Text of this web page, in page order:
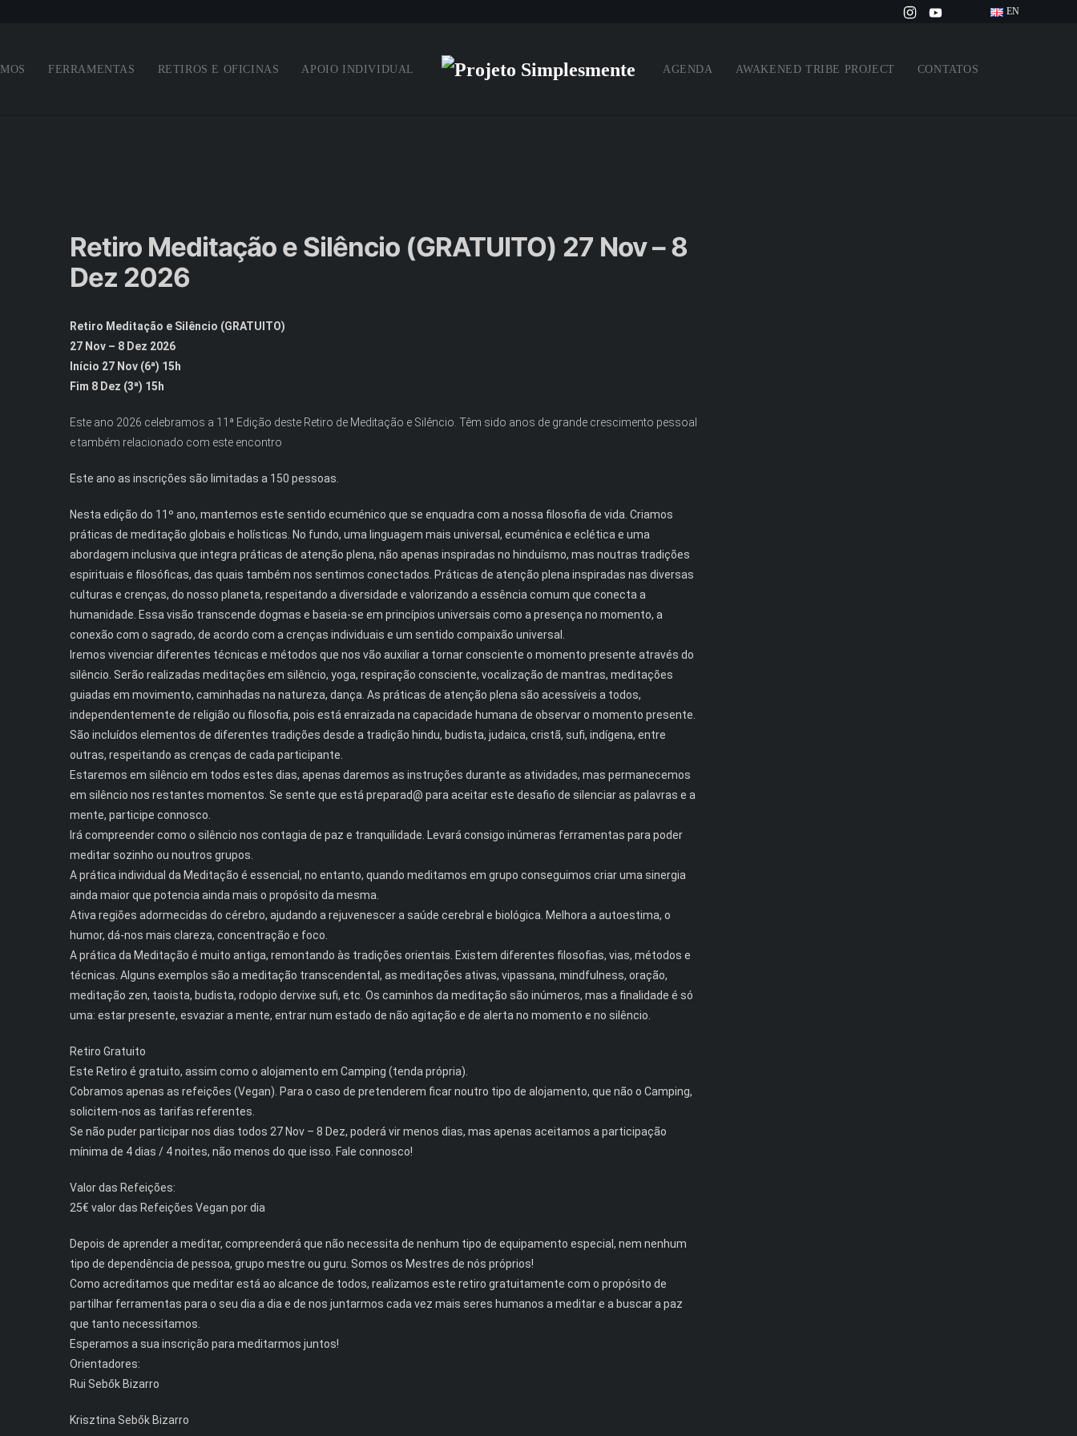
EN
FERRAMENTAS RETIROS E OFICINAS APOIO INDIVIDUAL AGENDA AWAKENED TRIBE PROJECT CONTATOS
Retiro Meditação e Silêncio (GRATUITO) 27 Nov – 8
Dez 2026
Retiro Meditação e Silêncio (GRATUITO)
27 Nov – 8 Dez 2026
Início 27 Nov (6ª) 15h
Fim 8 Dez (3ª) 15h
Este ano 2026 celebramos a 11ª Edição deste Retiro de Meditação e Silêncio. Têm sido anos de grande crescimento pessoal
e também relacionado com este encontro
Este ano as inscrições são limitadas a 150 pessoas.
Nesta edição do 11º ano, mantemos este sentido ecuménico que se enquadra com a nossa filosofia de vida. Criamos
práticas de meditação globais e holísticas. No fundo, uma linguagem mais universal, ecuménica e eclética e uma
abordagem inclusiva que integra práticas de atenção plena, não apenas inspiradas no hinduísmo, mas noutras tradições
espirituais e filosóficas, das quais também nos sentimos conectados. Práticas de atenção plena inspiradas nas diversas
culturas e crenças, do nosso planeta, respeitando a diversidade e valorizando a essência comum que conecta a
humanidade. Essa visão transcende dogmas e baseia-se em princípios universais como a presença no momento, a
conexão com o sagrado, de acordo com a crenças individuais e um sentido compaixão universal.
Iremos vivenciar diferentes técnicas e métodos que nos vão auxiliar a tornar consciente o momento presente através do
silêncio. Serão realizadas meditações em silêncio, yoga, respiração consciente, vocalização de mantras, meditações
guiadas em movimento, caminhadas na natureza, dança. As práticas de atenção plena são acessíveis a todos,
independentemente de religião ou filosofia, pois está enraizada na capacidade humana de observar o momento presente.
São incluídos elementos de diferentes tradições desde a tradição hindu, budista, judaica, cristã, sufi, indígena, entre
outras, respeitando as crenças de cada participante.
Estaremos em silêncio em todos estes dias, apenas daremos as instruções durante as atividades, mas permanecemos
em silêncio nos restantes momentos. Se sente que está preparad@ para aceitar este desafio de silenciar as palavras e a
mente, participe connosco.
Irá compreender como o silêncio nos contagia de paz e tranquilidade. Levará consigo inúmeras ferramentas para poder
meditar sozinho ou noutros grupos.
A prática individual da Meditação é essencial, no entanto, quando meditamos em grupo conseguimos criar uma sinergia
ainda maior que potencia ainda mais o propósito da mesma.
Ativa regiões adormecidas do cérebro, ajudando a rejuvenescer a saúde cerebral e biológica. Melhora a autoestima, o
humor, dá-nos mais clareza, concentração e foco.
A prática da Meditação é muito antiga, remontando às tradições orientais. Existem diferentes filosofias, vias, métodos e
técnicas. Alguns exemplos são a meditação transcendental, as meditações ativas, vipassana, mindfulness, oração,
meditação zen, taoista, budista, rodopio dervixe sufi, etc. Os caminhos da meditação são inúmeros, mas a finalidade é só
uma: estar presente, esvaziar a mente, entrar num estado de não agitação e de alerta no momento e no silêncio.
Retiro Gratuito
Este Retiro é gratuito, assim como o alojamento em Camping (tenda própria).
Cobramos apenas as refeições (Vegan). Para o caso de pretenderem ficar noutro tipo de alojamento, que não o Camping,
solicitem-nos as tarifas referentes.
Se não puder participar nos dias todos 27 Nov – 8 Dez, poderá vir menos dias, mas apenas aceitamos a participação
mínima de 4 dias / 4 noites, não menos do que isso. Fale connosco!
Valor das Refeições:
25€ valor das Refeições Vegan por dia
Depois de aprender a meditar, compreenderá que não necessita de nenhum tipo de equipamento especial, nem nenhum
tipo de dependência de pessoa, grupo mestre ou guru. Somos os Mestres de nós próprios!
Como acreditamos que meditar está ao alcance de todos, realizamos este retiro gratuitamente com o propósito de
partilhar ferramentas para o seu dia a dia e de nos juntarmos cada vez mais seres humanos a meditar e a buscar a paz
que tanto necessitamos.
Esperamos a sua inscrição para meditarmos juntos!
Orientadores:
Rui Sebők Bizarro
Krisztina Sebők Bizarro